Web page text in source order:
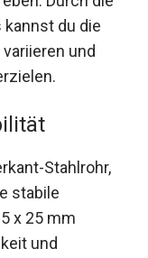
du die
und
Stahlrohr,
stabile
x 25 mm
und